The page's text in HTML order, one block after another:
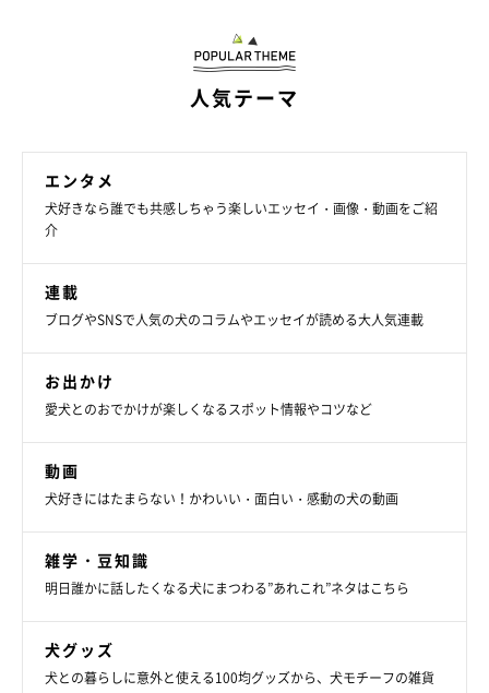
スイスの研究で判明！ ワンコは欲しいもの
のためならウソをつくこともある
まいにちのいぬのきもちアプリ投稿写真より
「いぬのきもち」（2018年4月号）では、犬の知能の高さについ
てくわしく解説しています。
つくこともある」と、海外の研究により明らかになったのだそ
人気テーマ
エンタメ
犬好きなら誰でも共感しちゃう楽しいエッセイ・画像・動画をご紹
介
連載
ブログやSNSで人気の犬のコラムやエッセイが読める大人気連載
お出かけ
愛犬とのおでかけが楽しくなるスポット情報やコツなど
動画
犬好きにはたまらない！かわいい・面白い・感動の犬の動画
雑学・豆知識
明日誰かに話したくなる犬にまつわる”あれこれ”ネタはこちら
犬グッズ
犬との暮らしに意外と使える100均グッズから、犬モチーフの雑貨